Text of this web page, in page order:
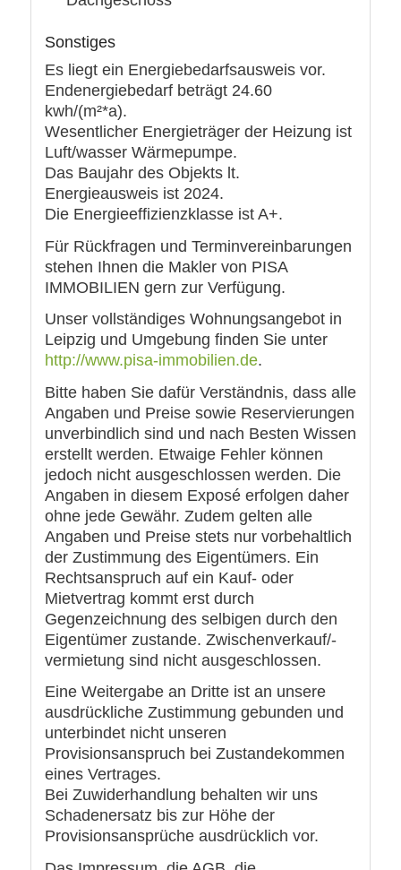
Sonstiges
Es liegt ein Energiebedarfsausweis vor.
Endenergiebedarf beträgt 24.60
kwh/(m²*a).
Wesentlicher Energieträger der Heizung ist
Luft/wasser Wärmepumpe.
Das Baujahr des Objekts lt.
Energieausweis ist 2024.
Die Energieeffizienzklasse ist A+.
Für Rückfragen und Terminvereinbarungen
stehen Ihnen die Makler von PISA
IMMOBILIEN gern zur Verfügung.
Unser vollständiges Wohnungsangebot in
Leipzig und Umgebung finden Sie unter
http://www.pisa-immobilien.de.
Bitte haben Sie dafür Verständnis, dass alle
Angaben und Preise sowie Reservierungen
unverbindlich sind und nach Besten Wissen
erstellt werden. Etwaige Fehler können
jedoch nicht ausgeschlossen werden. Die
Angaben in diesem Exposé erfolgen daher
ohne jede Gewähr. Zudem gelten alle
Angaben und Preise stets nur vorbehaltlich
der Zustimmung des Eigentümers. Ein
Rechtsanspruch auf ein Kauf- oder
Mietvertrag kommt erst durch
Gegenzeichnung des selbigen durch den
Eigentümer zustande. Zwischenverkauf/-
vermietung sind nicht ausgeschlossen.
Eine Weitergabe an Dritte ist an unsere
ausdrückliche Zustimmung gebunden und
unterbindet nicht unseren
Provisionsanspruch bei Zustandekommen
eines Vertrages.
Bei Zuwiderhandlung behalten wir uns
Schadenersatz bis zur Höhe der
Provisionsansprüche ausdrücklich vor.